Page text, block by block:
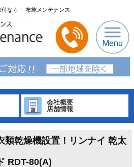
なら｜ 布施メンテナンス
会社概要
店舗情報
類乾燥機設置！リンナイ 乾太
RDT-80(A)